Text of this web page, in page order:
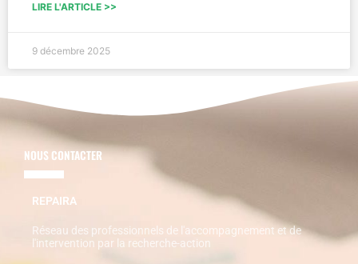
LIRE L'ARTICLE >>
9 décembre 2025
NOUS CONTACTER
REPAIRA
Réseau des professionnels de l'accompagnement et de
l'intervention par la recherche-action